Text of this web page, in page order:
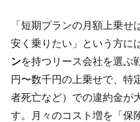
「短期プランの月額上乗
安く乗りたい」という方に
ンを持つリース会社を選ぶ
円〜数千円の上乗せで、特
者死亡など）での違約金が
す。月々のコスト増を「保